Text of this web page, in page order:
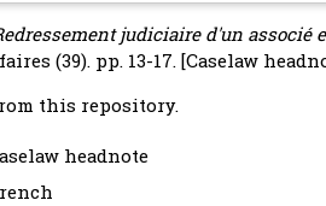
judiciaire d'un associé
(39). pp. 13-17.[Caselaw
this repository.
headnote